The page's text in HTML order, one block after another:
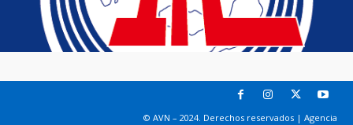
© AVN – 2024. Derechos reservados | Agencia